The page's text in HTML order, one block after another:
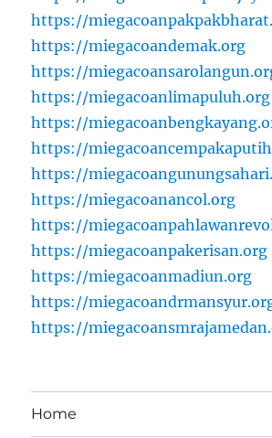
https://
https://miegacoandemak.org
https://
https://miegacoanlimapuluh.org
https://
https://
https://
https://miegacoanancol.org
https://
https://miegacoanpakerisan.org
https://miegacoanmadiun.org
https://
https://
Home